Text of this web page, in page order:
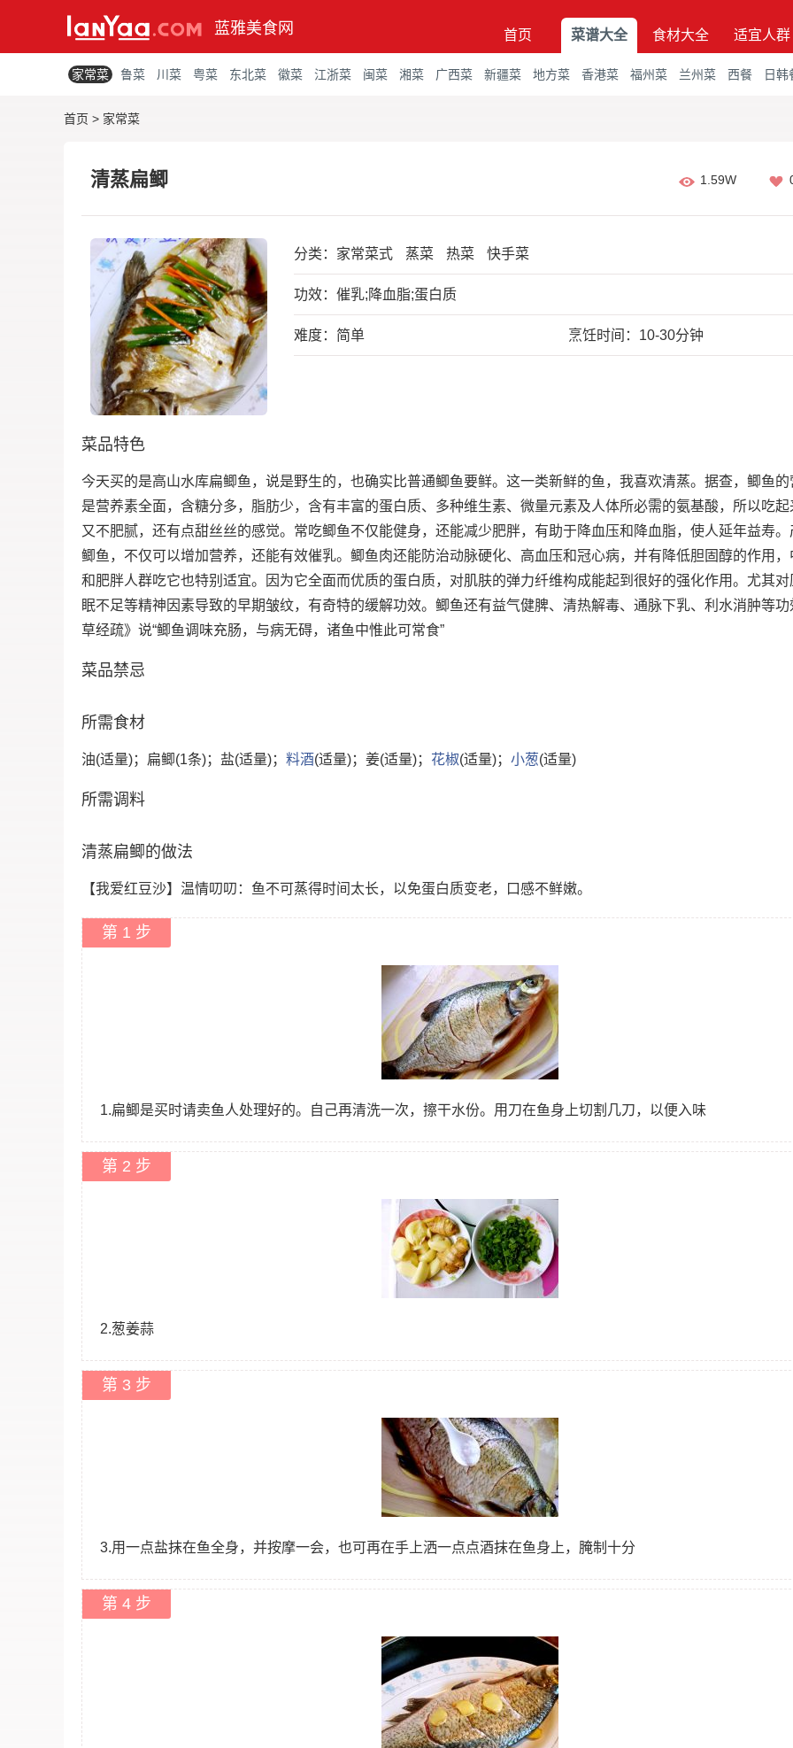
蓝雅美食网 首页 菜谱大全 食材大全 适宜人群
家常菜 鲁菜 川菜 粤菜 东北菜 徽菜 江浙菜 闽菜 湘菜 广西菜 新疆菜 地方菜 香港菜 福州菜 兰州菜 西餐 日韩
首页 > 家常菜
清蒸扁鲫 1.59W
分类： 家常菜式 蒸菜 热菜 快手菜
功效：催乳;降血脂;蛋白质
难度：简单 烹饪时间：10-30分钟
菜品特色
今天买的是高山水库扁鲫鱼，说是野生的，也确实比普通鲫鱼要鲜。这一类新鲜的鱼，我喜欢清蒸。据查，鲫鱼的
是营养素全面，含糖分多，脂肪少，含有丰富的蛋白质、多种维生素、微量元素及人体所必需的氨基酸，所以吃
又不肥腻，还有点甜丝丝的感觉。常吃鲫鱼不仅能健身，还能减少肥胖，有助于降血压和降血脂，使人延年益寿
鲫鱼，不仅可以增加营养，还能有效催乳。鲫鱼肉还能防治动脉硬化、高血压和冠心病，并有降低胆固醇的作用，
和肥胖人群吃它也特别适宜。因为它全面而优质的蛋白质，对肌肤的弹力纤维构成能起到很好的强化作用。尤其对
眠不足等精神因素导致的早期皱纹，有奇特的缓解功效。鲫鱼还有益气健脾、清热解毒、通脉下乳、利水消肿等
草经疏》说“鲫鱼调味充肠，与病无碍，诸鱼中惟此可常食”
菜品禁忌
所需食材
油(适量)；扁鲫(1条)；盐(适量)； 料酒(适量)；姜(适量)； 花椒(适量)； 小葱(适量)
所需调料
清蒸扁鲫的做法
【我爱红豆沙】温情叨叨：鱼不可蒸得时间太长，以免蛋白质变老，口感不鲜嫩。
第 1 步
1.扁鲫是买时请卖鱼人处理好的。自己再清洗一次，擦干水份。用刀在鱼身上切割几刀，以便入味
第 2 步
2.葱姜蒜
第 3 步
3.用一点盐抹在鱼全身，并按摩一会，也可再在手上洒一点点酒抹在鱼身上，腌制十分
第 4 步